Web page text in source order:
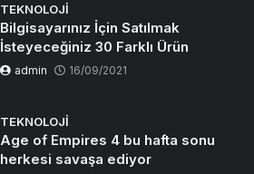
TEKNOLOJI
Bilgisayarınız İçin Satılmak
İsteyeceğiniz 30 Farklı Ürün
admin 16/09/2021
TEKNOLOJI
Age of Empires 4 bu hafta sonu
herkesi savaşa ediyor